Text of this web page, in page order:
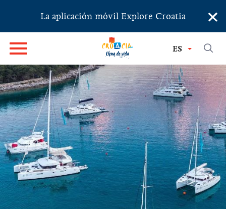
La aplicación móvil Explore Croatia ×
ES